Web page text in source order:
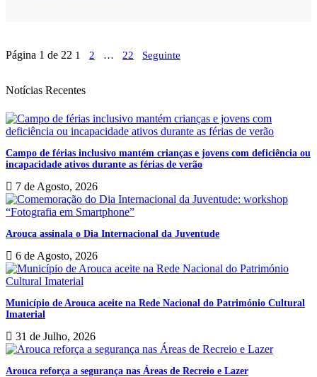
Página 1 de 22 1 2 … 22 Seguinte
Notícias Recentes
Campo de férias inclusivo mantém crianças e jovens com deficiência ou
incapacidade ativos durante as férias de verão
7 de Agosto, 2026
Arouca assinala o Dia Internacional da Juventude
6 de Agosto, 2026
Município de Arouca aceite na Rede Nacional do Património Cultural
Imaterial
31 de Julho, 2026
Arouca reforça a segurança nas Áreas de Recreio e Lazer